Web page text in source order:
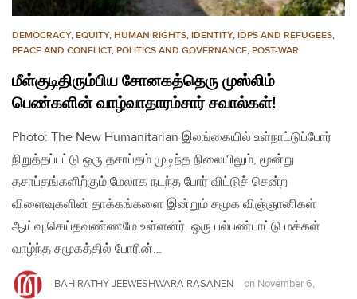
DEMOCRACY, EQUITY, HUMAN RIGHTS, IDENTITY, IDPS AND REFUGEES,
PEACE AND CONFLICT, POLITICS AND GOVERNANCE, POST-WAR
மீள்குடிதிரும்பிய சோனகத்தெரு முஸ்லிம்
பெண்களின் வாழ்வாதாரம்சார் சவால்கள்!
Photo: The New Humanitarian இலங்கையில் உள்நாட்டுப்போர்
நிறுத்தப்பட்டு ஒரு தசாப்தம் முடிந்த நிலையிலும், மூன்று
தசாப்தங்களிற்கும் மேலாக நடந்த போர் விட்டுச் சென்ற
விளைவுகளின் தாக்கங்களை இன்றும் சமூக விஞ்ஞானிகள்
ஆய்வு செய்தவண்ணமே உள்ளனர். ஒரு பல்பண்பாட்டு மக்கள்
வாழ்ந்த சமூகத்தில் போரின்…
BAHIRATHY JEEWESHWARA RASANEN on November 6,